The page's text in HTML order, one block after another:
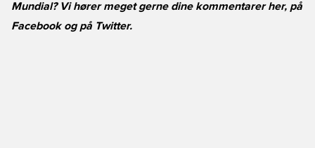
Mundial? Vi hører meget gerne dine kommentarer her, på
Facebookog på Twitter.